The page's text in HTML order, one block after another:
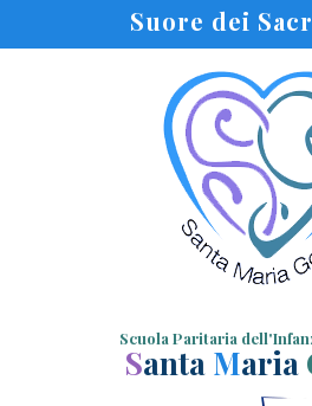
Suore dei
Scuola Paritaria
Santa Maria